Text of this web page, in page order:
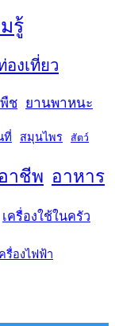
รู้
องเที่ยว
พืช ยานพาหนะ
ที่ สมุนไพร สัตว์
าชีพ อาหาร
เครื่องใช้ในครัว
รื่องไฟฟ้า